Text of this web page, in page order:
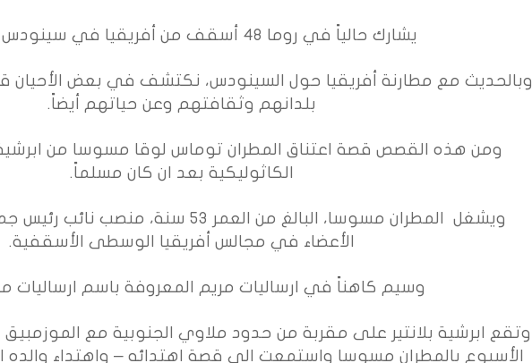
يشارك حالياً في روما 48 أسقف من أفريقيا في سينودس العائلة
وبالحديث مع مطارنة أفريقيا حول السينودس، نكتشف في بعض
بلدانهم وثقافتهم وعن حياتهم أيضاً.
ومن هذه القصص قصة اعتناق المطران توماس لوقا مسوسا من
الكاثوليكية بعد ان كان مسلماً.
ويشغل المطران مسوسا، البالغ من العمر 53 سنة،
الأعضاء في مجالس أفريقيا الوسطى الأسقفية.
وسيم كاهناً في ارساليات مريم المعروفة باسم ارساليات
وتقع ابرشية بلانتير على مقربة من حدود ملاوي الجنوبية مع الموزمبيق
الأسبوع بالمطران مسوسا واستمعت الى قصة اهتدائه – واهتداء